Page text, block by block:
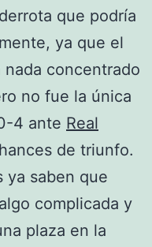
que podría
ya que el
concentrado
no fue la única
4 ante Real
de triunfo.
ya saben que
complicada y
plaza en la